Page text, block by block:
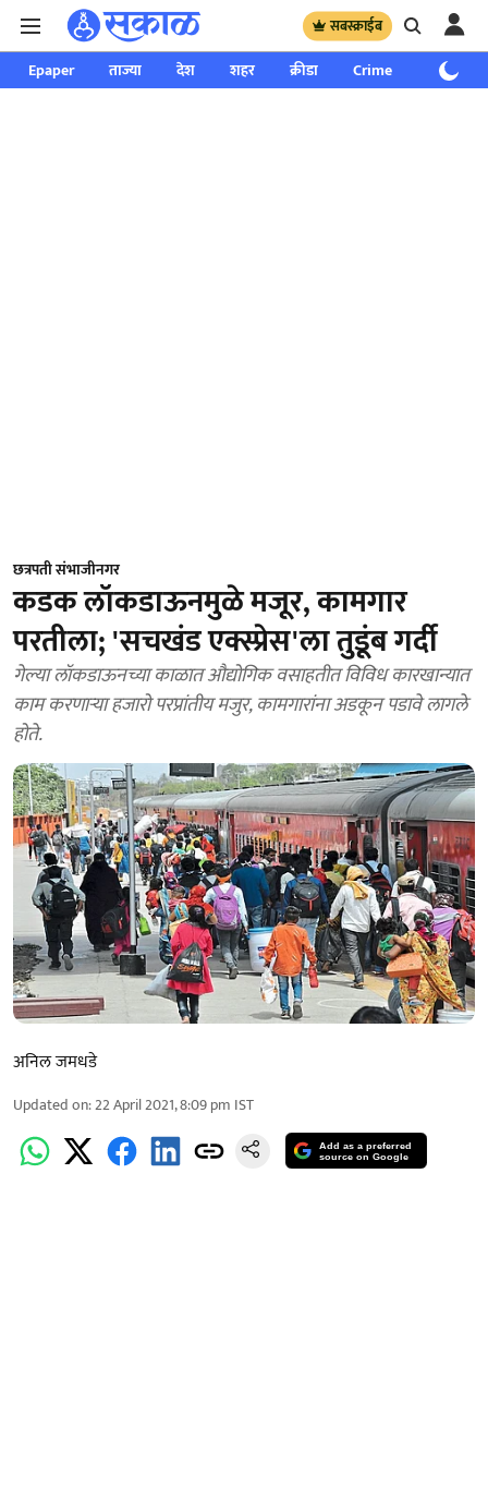
सबस्क्राईब
Epaper ताज्या देश शहर क्रीडा Crime साप्ताहिक
छत्रपती संभाजीनगर
कडक लॉकडाऊनमुळे मजूर, कामगार
परतीला; 'सचखंड एक्स्प्रेस'ला तुडूंब गर्दी
गेल्या लॉकडाऊनच्या काळात औद्योगिक वसाहतीत विविध कारखान्यात
काम करणाऱ्या हजारो परप्रांतीय मजुर, कामगारांना अडकून पडावे लागले
होते.
अनिल जमधडे
Updated on:22 April 2021, 8:09 pm IST
Add as a preferred
source on Google